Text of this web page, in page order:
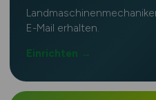
E-Mail erhalten.
Einrichten →